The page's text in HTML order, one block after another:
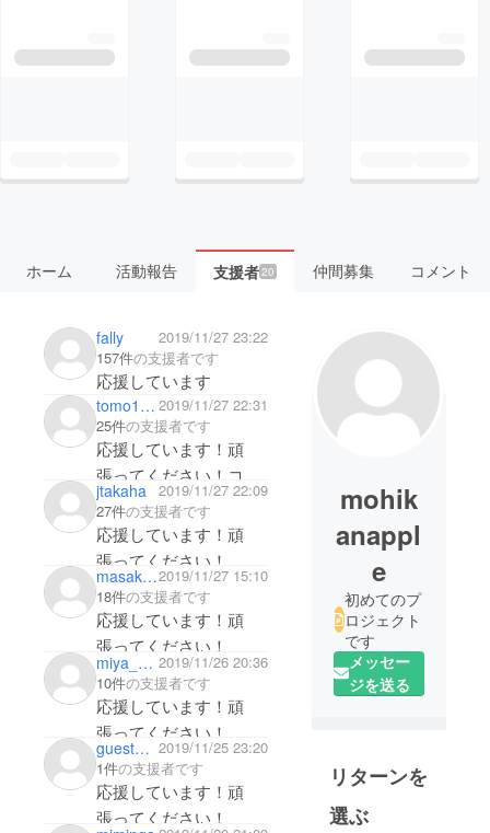
ホーム 活動報告 支援者20 仲間募集 コメント
fally
2019/11/27 23:22
157件の支援者です
応援しています
tomo1104 2019/11/27 22:31
25件の支援者です
応援しています！頑
張ってください！コス
モサンフジという品種
初めて知りました。写
真では蜜がたっぷりで
とても美味しそうで
す。
jtakaha 2019/11/27 22:09
27件の支援者です
応援しています！頑
張ってください！
masaki08122019/11/27 15:10
18件の支援者です
応援しています！頑
張ってください！
miya_san 2019/11/26 20:36
10件の支援者です
応援しています！頑
張ってください！
guest747968155904 2019/11/25 23:20
1件の支援者です
応援しています！頑
張ってください！
mohik
anappl
e
初めてのプ
ロジェクト
です
メッセー
ジを送る
リターンを
選ぶ